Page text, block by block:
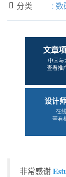
 分类 : 数
文章
中国与
查看推
设计
在
查看
非常感谢